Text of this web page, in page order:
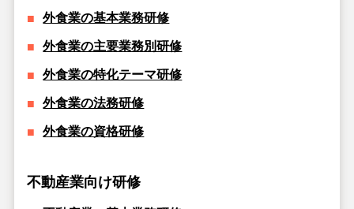
外食業の基本業務研修
外食業の主要業務別研修
外食業の特化テーマ研修
外食業の法務研修
外食業の資格研修
不動産業向け研修